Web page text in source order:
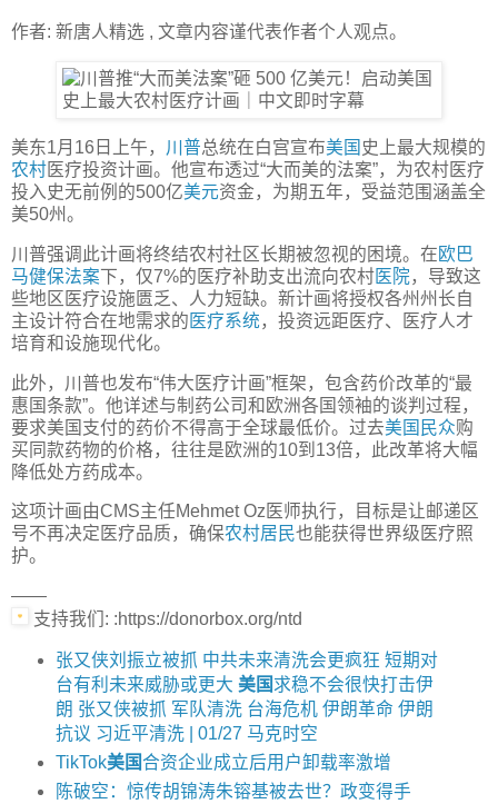
作者: 新唐人精选 , 文章内容谨代表作者个人观点。
美东1月16日上午， 川普总统在白宫宣布美国 史上最大规模的
农村医疗投资计画。他宣布透过“大而美的法案”，为农村医疗
投入史无前例的500亿美元资金，为期五年，受益范围涵盖全
美50州。
川普强调此计画将终结农村社区长期被忽视的困境。在欧巴
马健保法案下，仅7%的医疗补助支出流向农村医院，导致这
些地区医疗设施匮乏、人力短缺。新计画将授权各州州长自
主设计符合在地需求的 医疗系统，投资远距医疗、医疗人才
培育和设施现代化。
此外，川普也发布“伟大医疗计画”框架，包含药价改革的“最
惠国条款”。他详述与制药公司和欧洲各国领袖的谈判过程，
要求美国支付的药价不得高于全球最低价。过去美国民众购
买同款药物的价格，往往是欧洲的10到13倍，此改革将大幅
降低处方药成本。
这项计画由CMS主任Mehmet Oz医师执行，目标是让邮递区
号不再决定医疗品质，确保农村居民也能获得世界级医疗照
护。
——
支持我们: :https://donorbox.org/ntd
张又侠刘振立被抓 中共未来清洗会更疯狂 短期对
台有利未来威胁或更大 美国 求稳不会很快打击伊
朗 张又侠被抓 军队清洗 台海危机 伊朗革命 伊朗
抗议 习近平清洗 | 01/27 马克时空
TikTok美国合资企业成立后用户卸载率激增
陈破空：惊传胡锦涛朱镕基被去世？政变得手